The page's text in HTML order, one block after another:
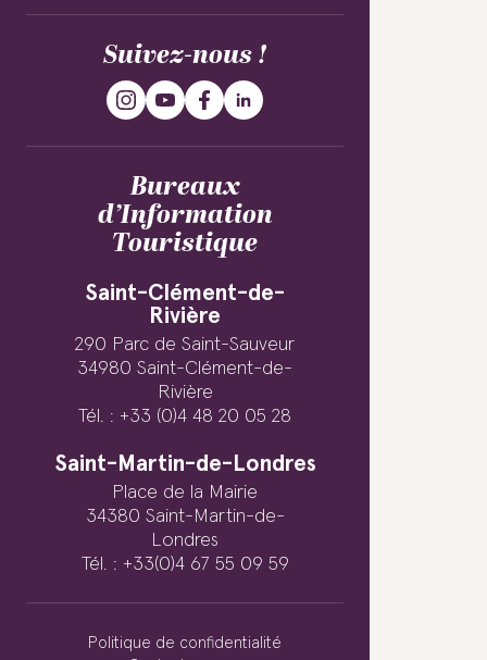
Suivez-nous !
Bureaux
d’Information
Touristique
Saint-Clément-de-
Rivière
290 Parc de Saint-Sauveur
34980 Saint-Clément-de-
Rivière
Tél. : +33 (0)4 48 20 05 28
Saint-Martin-de-Londres
Place de la Mairie
34380 Saint-Martin-de-
Londres
Tél. : +33(0)4 67 55 09 59
Politique de confidentialité